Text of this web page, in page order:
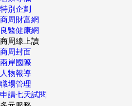
等到退休才開始學習研究古董鐘錶的
而力不足，能夠修好的鐘錶類型就會
專注力都大幅受限。 我在50歲那年展開退休大計畫時，報名
了臺灣師大教育推廣中心的繪畫課程
教室那刻，望著身旁一張張年輕的臉
紀小我很多的老師及同學，他們的表
奇我這位「資深同學」學畫的目的。 如今每次我去演講分享退
休要提早準備的觀念，許多上班族聽
間。如果別人告訴我沒時間提早做退
特別企劃
商周財富網
良醫健康網
商周線上讀
商周封面
兩岸國際
人物報導
職場管理
申請七天試閱